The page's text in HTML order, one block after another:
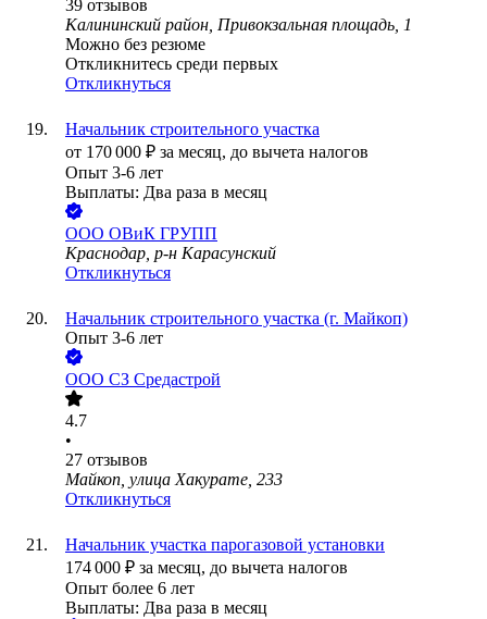
39 отзывов
Калининский район, Привокзальная площадь, 1
Можно без резюме
Откликнитесь среди первых
Откликнуться
Начальник строительного участка
от 170 000 ₽ за месяц, до вычета налогов
Опыт 3-6 лет
Выплаты: Два раза в месяц
ООО ОВиК ГРУПП
Краснодар, р-н Карасунский
Откликнуться
Начальник строительного участка (г. Майкоп)
Опыт 3-6 лет
ООО СЗ Средастрой
4.7
•
27 отзывов
Майкоп, улица Хакурате, 233
Откликнуться
Начальник участка парогазовой установки
174 000 ₽ за месяц, до вычета налогов
Опыт более 6 лет
Выплаты: Два раза в месяц